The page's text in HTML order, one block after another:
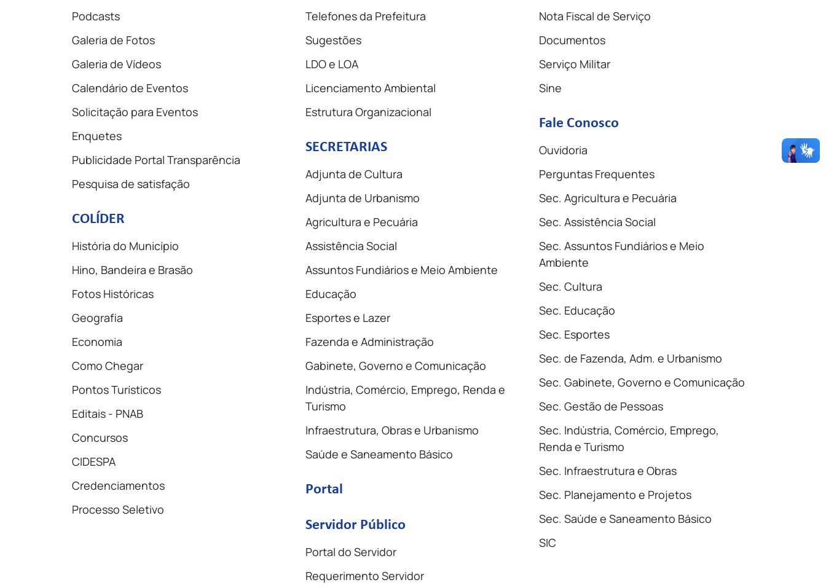
Podcasts
Galeria de Fotos
Galeria de Vídeos
Calendário de Eventos
Solicitação para Eventos
Enquetes
Publicidade Portal Transparência
Pesquisa de satisfação
COLÍDER
História do Município
Hino, Bandeira e Brasão
Fotos Históricas
Geografia
Economia
Como Chegar
Pontos Turísticos
Editais - PNAB
Concursos
CIDESPA
Credenciamentos
Processo Seletivo
Telefones da Prefeitura
Sugestões
LDO e LOA
Licenciamento Ambiental
Estrutura Organizacional
SECRETARIAS
Adjunta de Cultura
Adjunta de Urbanismo
Agricultura e Pecuária
Assistência Social
Assuntos Fundiários e Meio Ambiente
Educação
Esportes e Lazer
Fazenda e Administração
Gabinete, Governo e Comunicação
Indústria, Comércio, Emprego, Renda e
Turismo
Infraestrutura, Obras e Urbanismo
Saúde e Saneamento Básico
Portal
Servidor Público
Portal do Servidor
Requerimento Servidor
Nota Fiscal de Serviço
Documentos
Serviço Militar
Sine
Fale Conosco
Ouvidoria
Perguntas Frequentes
Sec. Agricultura e Pecuária
Sec. Assistência Social
Sec. Assuntos Fundiários e Meio
Ambiente
Sec. Cultura
Sec. Educação
Sec. Esportes
Sec. de Fazenda, Adm. e Urbanismo
Sec. Gabinete, Governo e Comunicação
Sec. Gestão de Pessoas
Sec. Indústria, Comércio, Emprego,
Renda e Turismo
Sec. Infraestrutura e Obras
Sec. Planejamento e Projetos
Sec. Saúde e Saneamento Básico
SIC